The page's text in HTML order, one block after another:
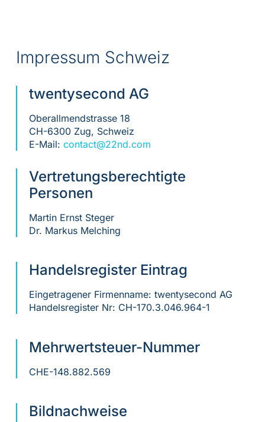
Impressum Schweiz
twentysecond AG
Oberallmendstrasse 18
CH-6300 Zug, Schweiz
E-Mail: contact@22nd.com
Vertretungsberechtigte
Personen
Martin Ernst Steger
Dr. Markus Melching
Handelsregister Eintrag
Eingetragener Firmenname: twentysecond AG
Handelsregister Nr: CH-170.3.046.964-1
Mehrwertsteuer-Nummer
CHE-148.882.569
Bildnachweise